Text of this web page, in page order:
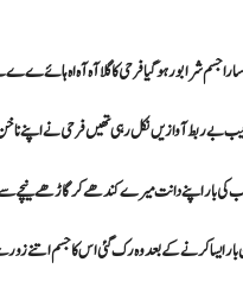
جسم شرابور ہو گیا فرحی کا گلا آہ آہ اہ
بے ربط آوازیں نکل رہی تھیں فرحی نے اپنے
بار اپنے دانت میرے کندھے کر گاڑھے نیچے سے
بار ایسا کرنے کے بعد وہ رک گئی اس کا جسم اتنے زور